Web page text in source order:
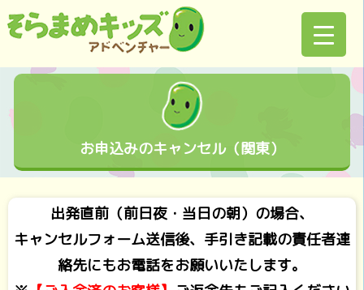
お申込みのキャンセル（関東）
出発直前（前日夜・当日の朝）の場合、
キャンセルフォーム送信後、 手引き記載の責任者連
絡先にもお電話をお願いいたします。